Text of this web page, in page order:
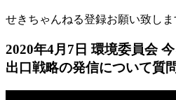
せきちゃんねる登録お願い致しま
2020年4月7日 環境委員会
出口戦略の発信について質